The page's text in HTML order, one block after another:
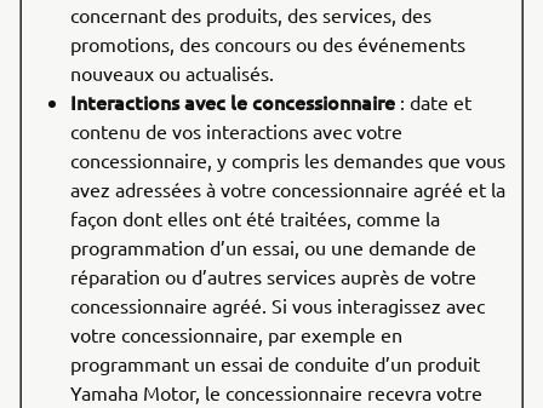
concernant des produits, des services, des
promotions, des concours ou des événements
nouveaux ou actualisés.
Interactions avec le concessionnaire : date et
contenu de vos interactions avec votre
concessionnaire, y compris les demandes que vous
avez adressées à votre concessionnaire agréé et la
façon dont elles ont été traitées, comme la
programmation d’un essai, ou une demande de
réparation ou d’autres services auprès de votre
concessionnaire agréé. Si vous interagissez avec
votre concessionnaire, par exemple en
programmant un essai de conduite d’un produit
Yamaha Motor, le concessionnaire recevra votre